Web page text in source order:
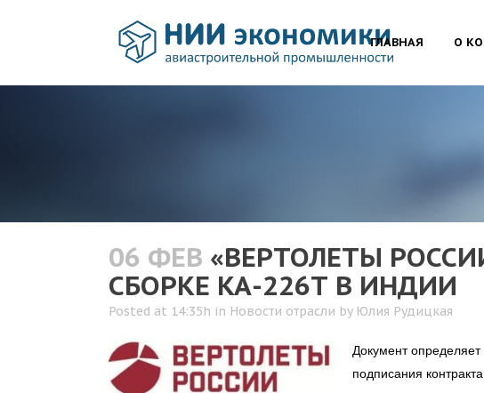
ГЛАВНАЯ О
06 ФЕВ «ВЕРТОЛЕТЫ
СБОРКЕ КА-226Т В ИНДИИ
Posted at 14:35h in Новости отрасли by Юлия Рудицкая
Документ
подписания контракта